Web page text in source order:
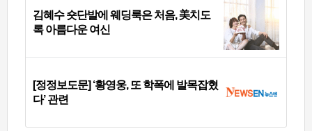
김혜수 숏단발에 웨딩룩은 처음, 美치도
록 아름다운 여신
[정정보도문] ‘황영웅, 또 학폭에 발목잡혔
다’ 관련